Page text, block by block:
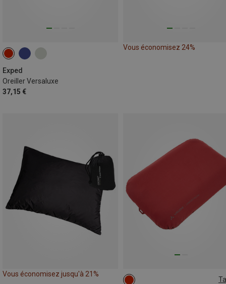
Exped
Oreiller Versaluxe
37,15 €
Vous économisez 24%
Vous économisez jusqu'à 21%